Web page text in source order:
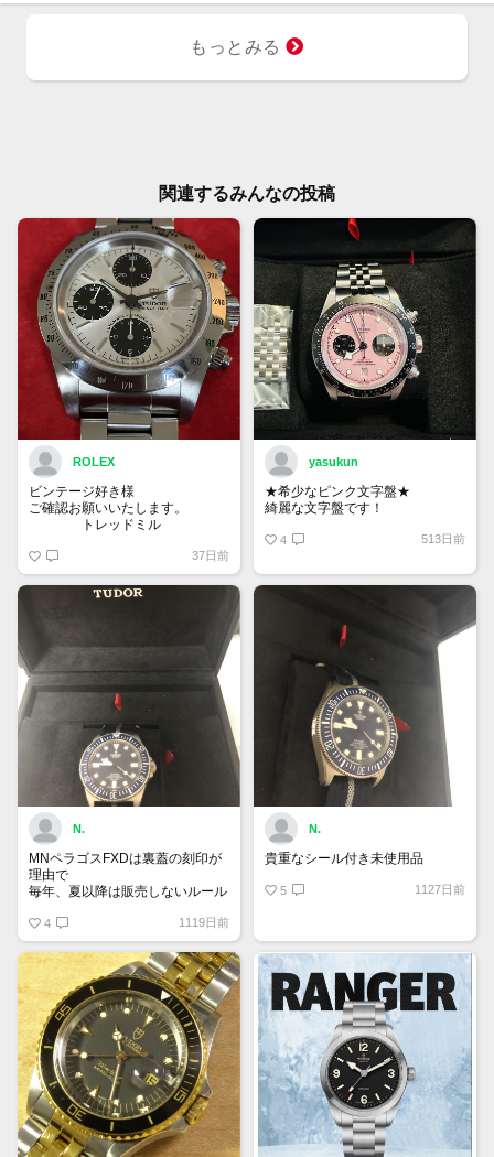
もっとみる
関連するみんなの投稿
ROLEX
ビンテージ好き様
ご確認お願いいたします。
トレッドミル
37日前
yasukun
★希少なピンク文字盤★
綺麗な文字盤です！
4 513日前
N.
MNペラゴスFXDは裏蓋の刻印が
理由で
毎年、夏以降は販売しないルール
4 1119日前
N.
貴重なシール付き未使用品
5 1127日前